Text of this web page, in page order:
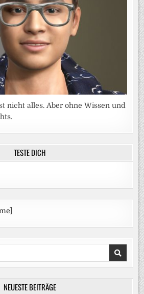
nicht alles. Aber ohne Wissen und
TESTE DICH
NEUESTE BEITRÄGE